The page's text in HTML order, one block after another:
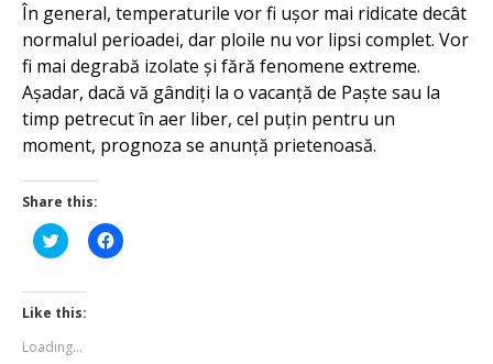
În general, temperaturile vor fi ușor mai ridicate decât
normalul perioadei, dar ploile nu vor lipsi complet. Vor
fi mai degrabă izolate și fără fenomene extreme.
Așadar, dacă vă gândiți la o vacanță de Paște sau la
timp petrecut în aer liber, cel puțin pentru un
moment, prognoza se anunță prietenoasă.
Share this:
Click
to
Twitter
(Opens
in
window)
Click
to
Like this:
Loading...